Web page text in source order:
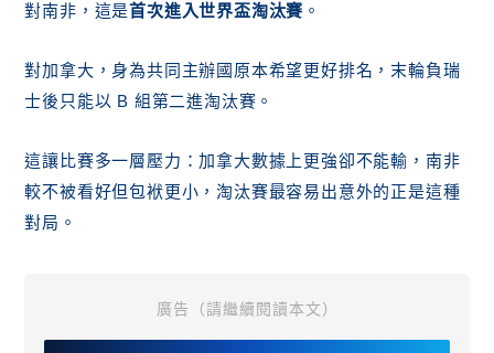
對南非，這是首次進入世界盃淘汰賽 。
對加拿大，身為共同主辦國原本希望更好排名，末輪負瑞
士後只能以 B 組第二進淘汰賽。
這讓比賽多一層壓力：加拿大數據上更強卻不能輸，南非
較不被看好但包袱更小，淘汰賽最容易出意外的正是這種
對局。
廣告（請繼續閱讀本文）